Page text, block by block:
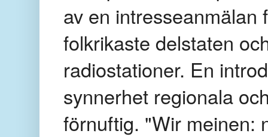
av en intresseanmälan
folkrikaste delstaten
radiostationer. En
synnerhet regionala
förnuftig. "Wir meinen: